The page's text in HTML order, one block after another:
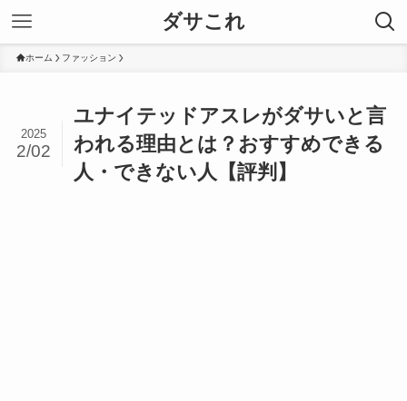
ダサこれ
ホーム ファッション
ユナイテッドアスレがダサいと言
われる理由とは？おすすめできる
人・できない人【評判】
2025
2/02